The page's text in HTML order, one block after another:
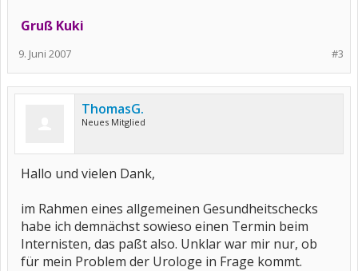
Gruß Kuki
#3
9. Juni 2007
ThomasG.
Neues Mitglied
Hallo und vielen Dank,
im Rahmen eines allgemeinen Gesundheitschecks
habe ich demnächst sowieso einen Termin beim
Internisten, das paßt also. Unklar war mir nur, ob
für mein Problem der Urologe in Frage kommt.